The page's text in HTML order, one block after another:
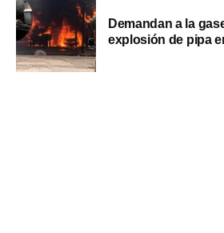
Demandan a la
explosión de pipa